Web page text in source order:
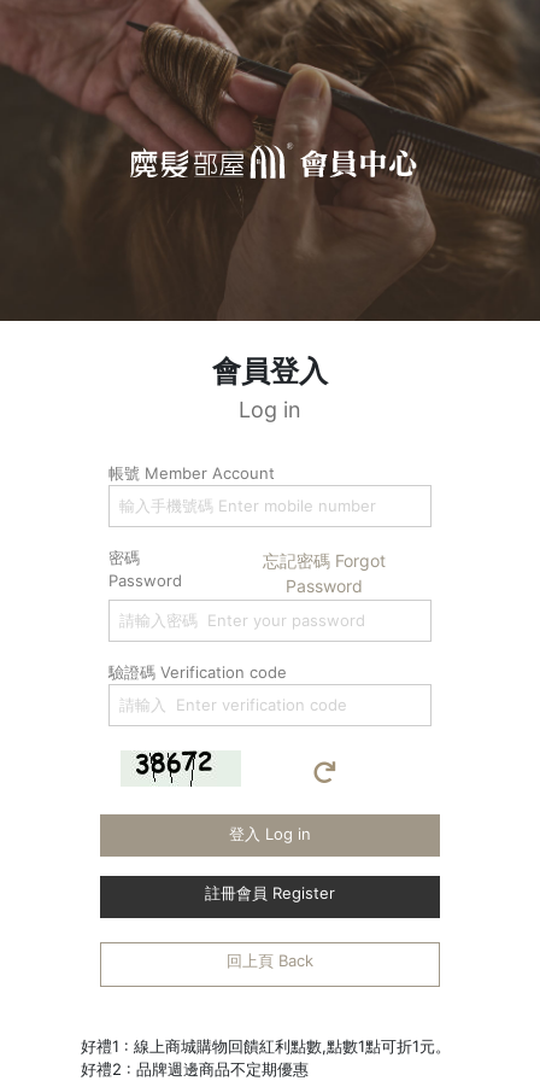
會員登入
Log in
帳號 Member Account
密碼
Password
忘記密碼 Forgot
Password
驗證碼 Verification code
登入 Log in
註冊會員 Register
回上頁 Back
好禮1 : 線上商城購物回饋紅利點數,點數1點可折1元。
好禮2 : 品牌週邊商品不定期優惠